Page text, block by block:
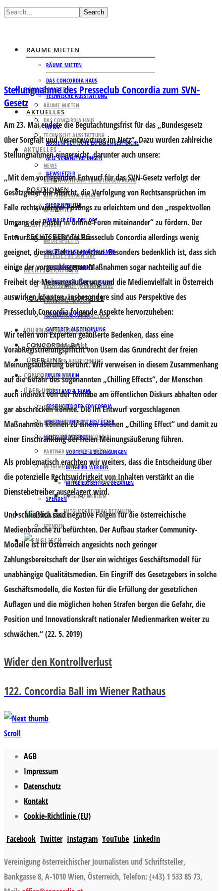
Search
RÄUME MIETEN
RÄUME MIETEN
DAS CONCORDIA HAUS
TECHNISCHE AUSSTATTUNG
AKTUELLES
NEWS
AUSSENPOLITISCHE EXPERTENGESPRÄCHE
ALLE VERANSTALTUNGEN
NEWSLETTER
POSITIONEN
MEDIENPOLITIK
IMPULSE FÜR DEN ORF
RECHTSBERATUNG
RECHTSDIENST JOURNALISMUS
SCHULUNGSTERMINE
KLAGSFONDS JOURNALISMUS
JOURNALISMUSPREISE
CONCORDIA PREISE
GATTERER AUSZEICHNUNG
CONCORDIA BALL
ÜBER UNS
UNSER VEREIN
VORSTAND & TEAM
GESCHICHTE DER CONCORDIA
PARTNER UND UNTERSTÜTZER
MITGLIED WERDEN
VORTEILE & BEDINGUNGEN
MITGLIED WERDEN
MITGLIEDSBEITRAG BEZAHLEN
SPENDEN
RÄUME MIETEN
RÄUME MIETEN
DAS CONCORDIA HAUS
TECHNISCHE AUSSTATTUNG
AKTUELLES
NEWS
AUSSENPOLITISCHE EXPERTENGESPRÄCHE
ALLE VERANSTALTUNGEN
NEWSLETTER
POSITIONEN
MEDIENPOLITIK
IMPULSE FÜR DEN ORF
RECHTSBERATUNG
RECHTSDIENST JOURNALISMUS
SCHULUNGSTERMINE
KLAGSFONDS JOURNALISMUS
JOURNALISMUSPREISE
CONCORDIA PREISE
GATTERER AUSZEICHNUNG
CONCORDIA BALL
ÜBER UNS
UNSER VEREIN
VORSTAND & TEAM
GESCHICHTE DER CONCORDIA
PARTNER UND UNTERSTÜTZER
MITGLIED WERDEN
VORTEILE & BEDINGUNGEN
MITGLIED WERDEN
MITGLIEDSBEITRAG BEZAHLEN
SPENDEN
Stellungnahme des Presseclub Concordia zum SVN-
Gesetz
Am 23. Mai endete die Begutachtungsfrist für das „Bundesgesetz
über Sorgfalt und Verantwortung im Netz“. Dazu wurden zahlreiche
Stellungnahmen eingereicht, darunter auch unsere:
„Mit dem vorliegenden Entwurf für das SVN-Gesetz verfolgt der
Gesetzgeber die Absicht, die Verfolgung von Rechtsansprüchen im
Falle rechtswidriger Postings zu erleichtern und den „respektvollen
Umgang der Poster in online-Foren miteinander“ zu fördern. Der
Entwurf ist aus Sicht des Presseclub Concordia allerdings wenig
geeignet, dieses Ziel zu erreichen. Besonders bedenklich ist, dass sich
einige der vorgeschlagenen Maßnahmen sogar nachteilig auf die
Freiheit der Meinungsäußerung und die Medienvielfalt in Österreich
auswirken könnten. Insbesondere sind aus Perspektive des
Presseclub Concordia folgende Aspekte hervorzuheben:
Wir teilen von Experten geäußerte Bedenken, dass eine
VorabRegistrierungspflicht von Usern das Grundrecht der freien
Meinungsäußerung berührt. Wir verweisen in diesem Zusammenhang
auf die Gefahr des sogenannten „Chilling Effects“, der Menschen
auch indirekt von der Teilhabe am öffentlichen Diskurs abhalten oder
gar abschrecken könnte. Die im Entwurf vorgeschlagenen
Maßnahmen können zu einem solchen „Chilling Effect“ und damit zu
einer Einschränkung der freien Meinungsäußerung führen.
Als problematisch erachten wir weiters, dass die Entscheidung über
die potenzielle Rechtswidrigkeit von Inhalten verstärkt an die
Dienstebetreiber ausgelagert wird.
Und schließlich sind negative Folgen für die österreichische
Medienbranche zu befürchten. Der Aufbau starker Community-
Modelle ist in Österreich angesichts noch geringer
Zahlungsbereitschaft der User ein wichtiges Geschäftsmodell für
unabhängige Qualitätsmedien. Ein Eingriff des Gesetzgebers in solche
Geschäftsmodelle, die Kosten für die Erfüllung der gesetzlichen
Auflagen und die möglichen hohen Strafen bergen die Gefahr, die
Position und Innovationskraft nationaler Medienmarken weiter zu
schwächen.“ (22. 5. 2019)
Wider den Kontrollverlust
122. Concordia Ball im Wiener Rathaus
Scroll
AGB
Impressum
Datenschutz
Kontakt
Cookie-Richtlinie (EU)
Facebook Twitter Instagram YouTube LinkedIn
Vereinigung österreichischer Journalisten und Schriftsteller,
Bankgasse 8, A-1010 Wien, Österreich, Telefon: (+43) 1 533 85 73,